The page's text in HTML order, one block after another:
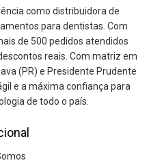
como distribuidora de
para dentistas. Com
de 500 pedidos atendidos
reais. Com matriz em
(PR) e Presidente Prudente
e a máxima confiança para
de todo o país.